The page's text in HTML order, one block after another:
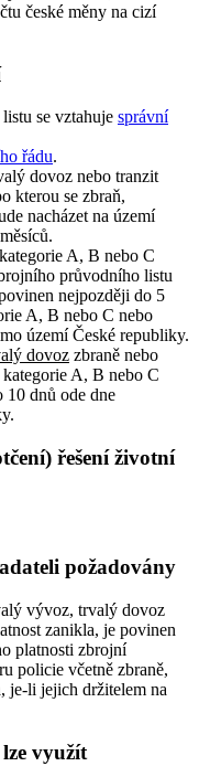
české měny na cizí
se vztahuje správní
řádu.
dovoz nebo tranzit
kterou se zbraň,
nacházet na území
A, B nebo C
průvodního listu
nejpozději do 5
A, B nebo C nebo
území České republiky.
dovoz zbraně nebo
A, B nebo C
10 dnů ode dne
řešení životní
požadovány
vývoz, trvalý dovoz
zanikla, je povinen
platnosti zbrojní
policie včetně zbraně,
je-li jejich držitelem na
využít